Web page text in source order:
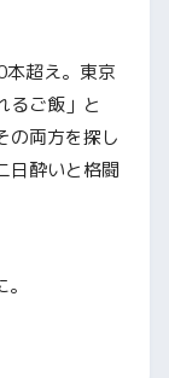
超え。東京
るご飯」と
の両方を探し
日酔いと格闘